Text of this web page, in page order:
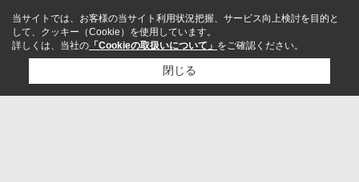
当サイトでは、お客様の当サイト利用状況把握、サービス向上検討を目的と
して、クッキー（Cookie）を使用しています。
詳しくは、当社の 「Cookieの取扱いについて」 をご確認ください。
閉じる